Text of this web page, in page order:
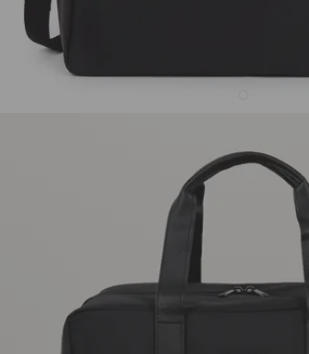
Bolsa Joy Pro - Corações Arco-
R$379,90
✈️Leve, prática e feita para embarcar
partir de R$279,90 + Mimo!
item da viagem.